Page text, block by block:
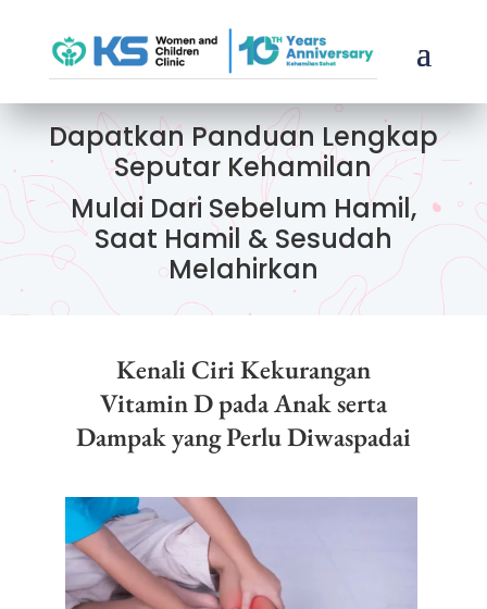
Dapatkan Panduan Lengkap
Seputar Kehamilan
Mulai Dari Sebelum Hamil,
Saat Hamil & Sesudah
Melahirkan
Kenali Ciri Kekurangan
Vitamin D pada Anak serta
Dampak yang Perlu Diwaspadai